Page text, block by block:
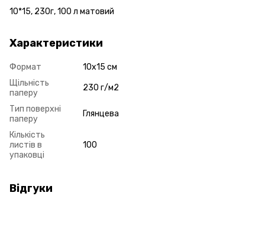
10*15, 230г, 100 л матовий
Характеристики
Формат
10x15 см
Щільність
паперу
230 г/м2
Тип поверхні
паперу
Глянцева
Кількість
листів в
упаковці
100
Відгуки